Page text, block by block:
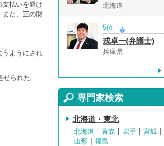
支払いを避け
また、正の財
うようにされ
せられた
北海道
5位
戎卓一(弁護士)
兵庫県
専門家検索
北海道・東北
北海道 青森 岩手 宮城
山形
福島